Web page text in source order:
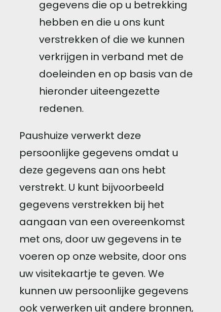
gegevens die op u betrekking
hebben en die u ons kunt
verstrekken of die we kunnen
verkrijgen in verband met de
doeleinden en op basis van de
hieronder uiteengezette
redenen.
Paushuize verwerkt deze
persoonlijke gegevens omdat u
deze gegevens aan ons hebt
verstrekt. U kunt bijvoorbeeld
gegevens verstrekken bij het
aangaan van een overeenkomst
met ons, door uw gegevens in te
voeren op onze website, door ons
uw visitekaartje te geven. We
kunnen uw persoonlijke gegevens
ook verwerken uit andere bronnen,